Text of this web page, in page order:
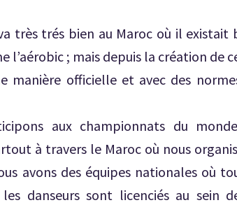
très trés bien au Maroc où il existait
l’aérobic ; mais depuis la création de
manière officielle et avec des
aux championnats du
à travers le Maroc où nous
avons des équipes nationales où
danseurs sont licenciés au sein